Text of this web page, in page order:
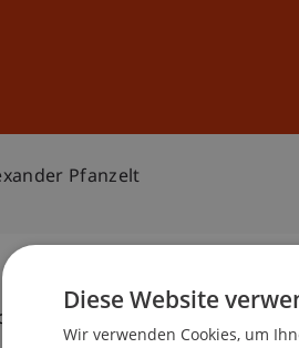
Pfanzelt
Person gefunden
Diese Website
Wir verwenden Cookies, um